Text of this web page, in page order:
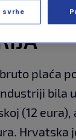
plaća
bila
(12 eura),
Hrvatska
svrhe